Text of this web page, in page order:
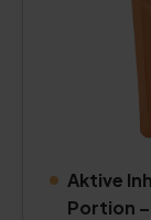
Aktive
Portion